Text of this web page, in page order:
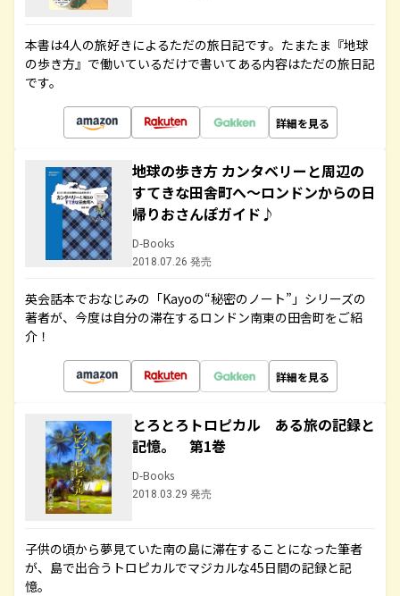
本書は4人の旅好きによるただの旅日記です。たまたま『地球
の歩き方』で働いているだけで書いてある内容はただの旅日記
です。
詳細を見る
地球の歩き方 カンタベリーと周辺の
すてきな田舎町へ～ロンドンからの日
帰りおさんぽガイド♪
D-Books
2018.07.26 発売
英会話本でおなじみの「Kayoの“秘密のノート”」シリーズの
著者が、今度は自分の滞在するロンドン南東の田舎町をご紹
介！
詳細を見る
とろとろトロピカル ある旅の記録と
記憶。 第1巻
D-Books
2018.03.29 発売
子供の頃から夢見ていた南の島に滞在することになった筆者
が、島で出合うトロピカルでマジカルな45日間の記録と記
憶。